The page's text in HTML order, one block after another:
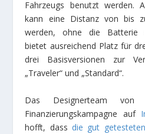
Fahrzeugs benutzt werden.
kann eine Distanz von bis
werden, ohne die Batterie
bietet ausreichend Platz für
drei Basisversionen zur
„Traveler“ und „Standard“.
Das Designerteam von
Finanzierungskampagne auf
hofft, dass die gut